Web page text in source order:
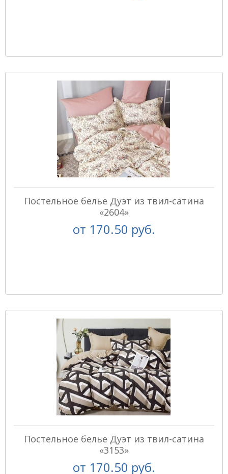
Постельное белье Дуэт из твил-сатина
«2604»
от 170.50 руб.
Постельное белье Дуэт из твил-сатина
«3153»
от 170.50 руб.